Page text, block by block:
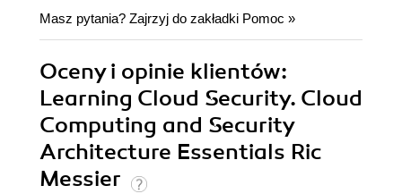
Masz pytania? Zajrzyj do zakładki Pomoc »
Oceny i opinie klientów:
Learning Cloud Security. Cloud
Computing and Security
Architecture Essentials Ric
Messier